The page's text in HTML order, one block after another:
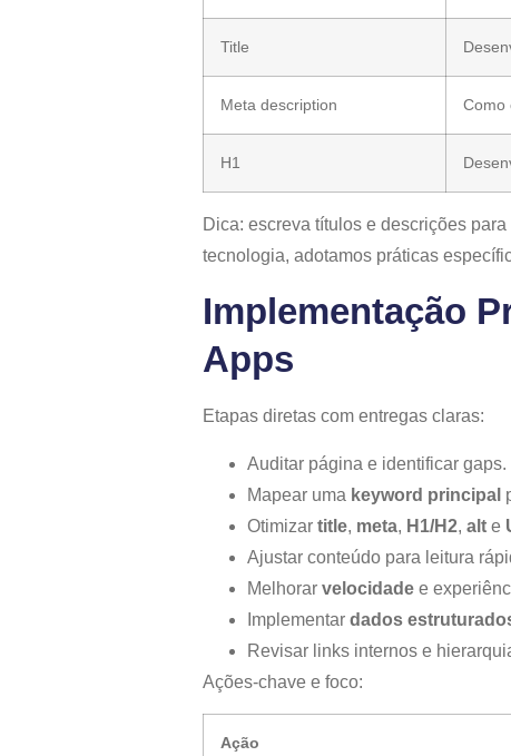
Title
Meta description Como
H1
Dica: escreva títulos e descrições
tecnologia, adotamos práticas
Implementação
Apps
Etapas diretas com entregas claras:
Auditar página e identificar gaps.
Mapear uma keyword principal
Otimizar title, meta, H1/H2, alt e
Ajustar conteúdo para leitura
Melhorar velocidade e
Implementar dados
Revisar links internos e
Ações-chave e foco:
Ação